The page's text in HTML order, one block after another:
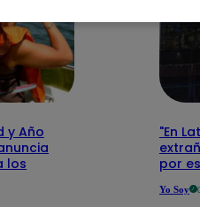
y Año
los
"En
por
Yo Soy